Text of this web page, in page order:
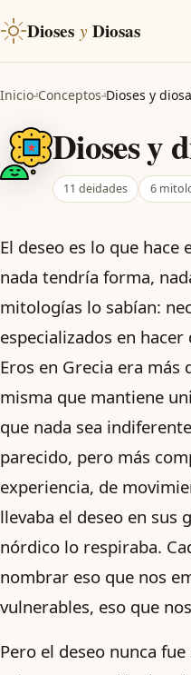
Dioses y Diosas
Inicio Conceptos Dioses y
Dioses y
11 deidades 6
El deseo es lo que hace
nada tendría forma,
mitologías lo sabían:
especializados en
Eros en Grecia era más
misma que mantiene
que nada sea
parecido, pero más
experiencia, de
llevaba el deseo en sus
nórdico lo respiraba.
nombrar eso que nos
vulnerables, eso que
Pero el deseo nunca